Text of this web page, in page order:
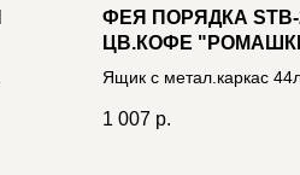
ФЕЯ ПОРЯДКА STB-
ЦВ.КОФЕ
Ящик с метал.каркас
эст.600D 4606400032663
1 007 р.